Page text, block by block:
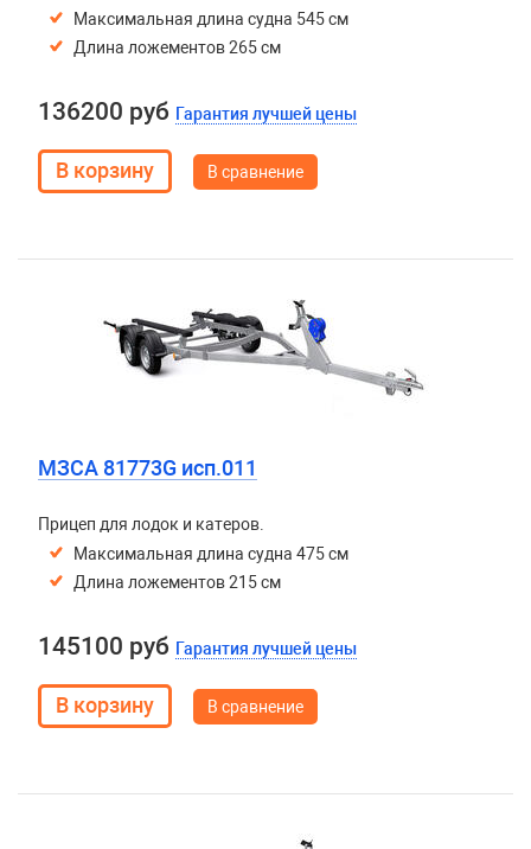
Максимальная длина судна 545 см
Длина ложементов 265 см
136200 руб Гарантия лучшей цены
В сравнение
МЗСА 81773G исп.011
Прицеп для лодок и катеров.
Максимальная длина судна 475 см
Длина ложементов 215 см
145100 руб Гарантия лучшей цены
В сравнение